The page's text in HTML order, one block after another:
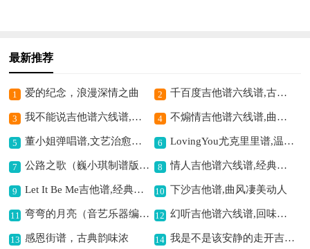
最新推荐
1 爱的纪念，浪漫深情之曲 2 千百度吉他谱六线谱,古风韵味十足
3 我不能说吉他谱六线谱,藏着难言的心事 4 不煽情吉他谱六线谱,曲风深情不做作
5 董小姐弹唱谱,文艺治愈之选 6 LovingYou尤克里里谱,温暖爱意满溢
7 公路之歌（巍小琪制谱版）吉他谱六线谱,唱出自由的向往 8 情人吉他谱六线谱,经典情歌的韵律
9 Let It Be Me吉他谱,经典深情之曲 10 下沙吉他谱,曲风凄美动人
11 弯弯的月亮（音艺乐器编配版）吉他谱六线谱,唤起思乡的柔情 12 幻听吉他谱六线谱,回味空灵之幻音
13 感恩街谱，古典韵味浓 14 我是不是该安静的走开吉他谱六线谱,唱出纠结的心声